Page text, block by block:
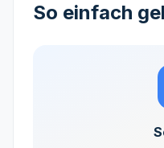
So einfach